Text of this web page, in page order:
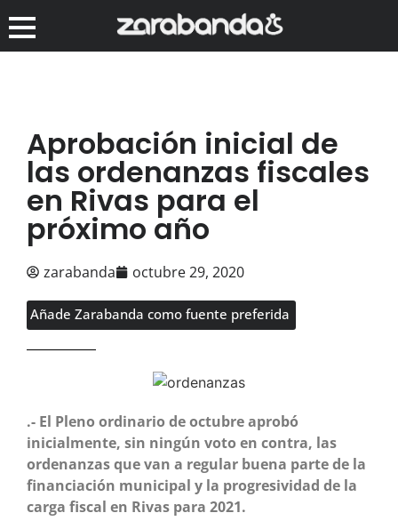
Aprobación inicial de
las ordenanzas fiscales
en Rivas para el
próximo año
zarabanda octubre 29, 2020
Añade Zarabanda como fuente preferida
.- El Pleno ordinario de octubre aprobó
inicialmente, sin ningún voto en contra, las
ordenanzas que van a regular buena parte de la
financiación municipal y la progresividad de la
carga fiscal en Rivas para 2021.